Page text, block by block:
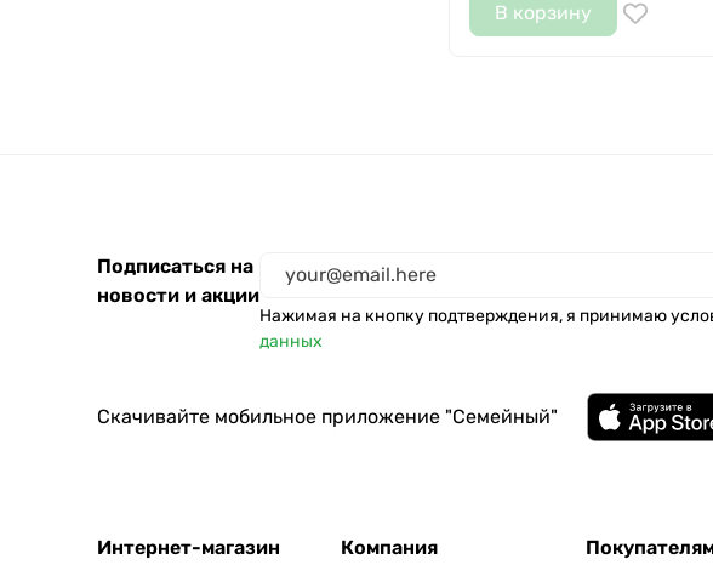
В корзину
Подписаться на
новости и акции
Нажимая на кнопку подтверждения, я принимаю
данных
Скачивайте мобильное приложение "Семейный"
Интернет-магазин
Компания